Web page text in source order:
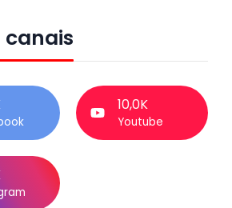
canais
10,0K
Youtube